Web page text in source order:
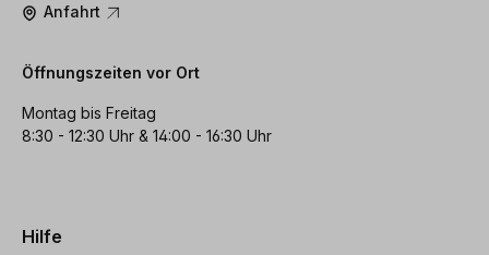
Anfahrt
Öffnungszeiten vor Ort
Montag bis Freitag
8:30 - 12:30 Uhr & 14:00 - 16:30 Uhr
Hilfe